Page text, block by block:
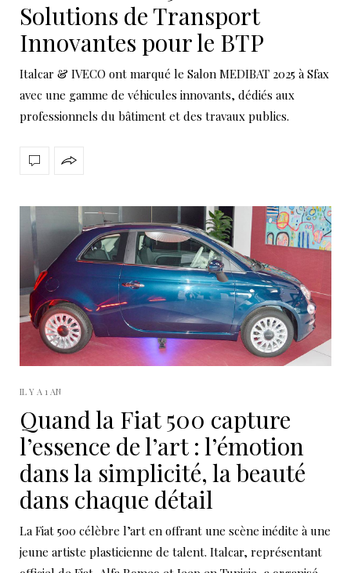
Solutions de Transport
Innovantes pour le BTP
Italcar & IVECO ont marqué le Salon MEDIBAT 2025 à Sfax
avec une gamme de véhicules innovants, dédiés aux
professionnels du bâtiment et des travaux publics.
IL Y A 1 AN
Quand la Fiat 500 capture
l’essence de l’art : l’émotion
dans la simplicité, la beauté
dans chaque détail
La Fiat 500 célèbre l’art en offrant une scène inédite à une
jeune artiste plasticienne de talent. Italcar, représentant